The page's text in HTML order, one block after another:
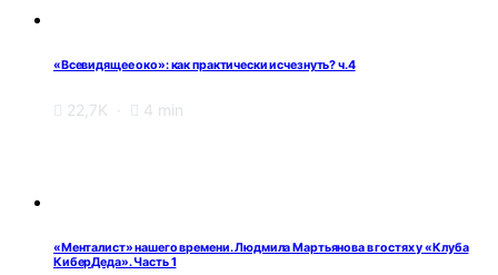
«Всевидящее око»: как практически исчезнуть? ч.4
22,7K 4 min
«Менталист» нашего времени. Людмила Мартьянова в гостях у «Клуба
КиберДеда». Часть 1